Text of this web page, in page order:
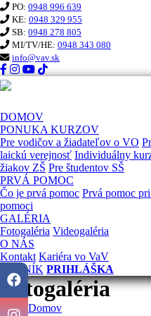
PO: 0948 996 639
KE: 0948 329 955
SB: 0948 278 805
MI/TV/HE: 0948 343 080
info@vav.sk
DOMOV
PONUKA KURZOV
Pre vodičov a žiadateľov o VO
laickú verejnosť Individuálny
žiakov ZŠ Pre študentov SŠ
PRVÁ POMOC
Čo je prvá pomoc Prvá pomoc
pomoci
GALÉRIA
Fotogaléria Videogaléria
O NÁS
Kontakt Kariéra vo VaV
CENNÍK PRIHLÁŠKA
Fotogaléria
Domov